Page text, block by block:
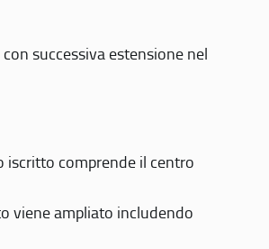
successiva estensione nel
iscritto comprende il centro
viene ampliato includendo